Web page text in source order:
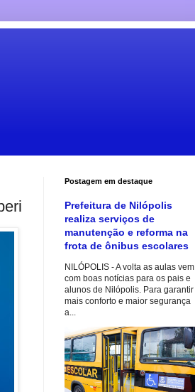
Postagem em destaque
Prefeitura de Nilópolis
realiza serviços de
manutenção e reforma na
frota de ônibus escolares
NILÓPOLIS - A volta as aulas vem
com boas notícias para os pais e
alunos de Nilópolis. Para garantir
mais conforto e maior segurança
a...